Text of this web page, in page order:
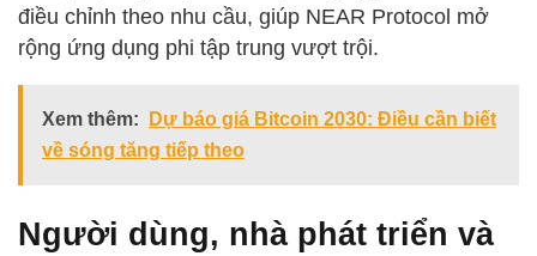
điều chỉnh theo nhu cầu, giúp NEAR Protocol mở
rộng ứng dụng phi tập trung vượt trội.
Xem thêm:
Dự báo giá Bitcoin 2030: Điều cần biết
về sóng tăng tiếp theo
Người dùng, nhà phát triển và